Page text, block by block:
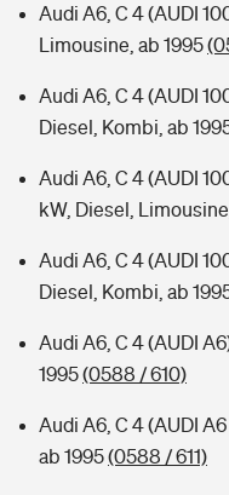
Audi A6, C 4 (AUDI
Limousine, ab 1995
Audi A6, C 4 (AUDI
Diesel, Kombi, ab
Audi A6, C 4 (AUDI
kW, Diesel,
Audi A6, C 4 (AUDI
Diesel, Kombi, ab
Audi A6, C 4 (AUDI
1995(0588 / 610)
Audi A6, C 4 (AUDI
ab 1995(0588 / 611)